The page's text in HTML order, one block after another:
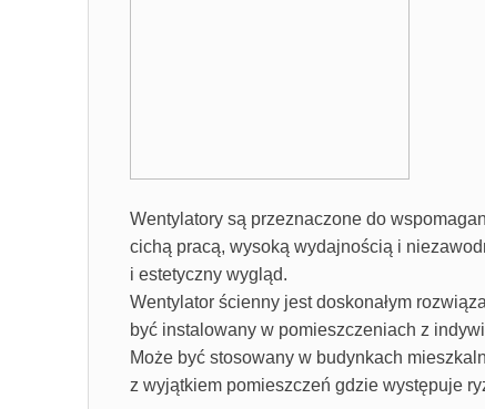
Wentylatory są przeznaczone do
cichą pracą, wysoką wydajnością i
i estetyczny wygląd.
Wentylator ścienny jest doskonałym
być instalowany w pomieszczeniach z
Może być stosowany w budynkach
z wyjątkiem pomieszczeń gdzie występuje